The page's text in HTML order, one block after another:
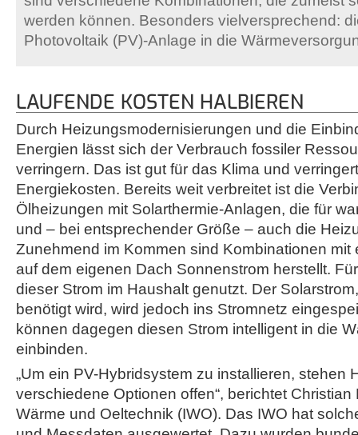
werden können. Besonders vielversprechend:
Photovoltaik (PV)-Anlage in die
LAUFENDE KOSTEN HALBIEREN
Durch Heizungsmodernisierungen und die
Energien lässt sich der Verbrauch fossiler
verringern. Das ist gut für das Klima und
Energiekosten. Bereits weit verbreitet ist die
Ölheizungen mit Solarthermie-Anlagen, die für
und – bei entsprechender Größe – auch die
Zunehmend im Kommen sind Kombinationen mit
auf dem eigenen Dach Sonnenstrom herstellt.
dieser Strom im Haushalt genutzt. Der
benötigt wird, wird jedoch ins Stromnetz
können dagegen diesen Strom intelligent in die
einbinden.
„Um ein PV-Hybridsystem zu installieren, stehen
verschiedene Optionen offen“, berichtet Christian
Wärme und Oeltechnik (IWO). Das IWO hat